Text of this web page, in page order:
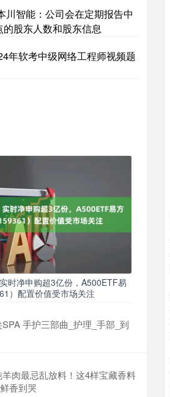
川智能：公司会在定期报告中
股东人数和股东信息
年软考中级网络工程师视频题
时净申购超3亿份，A500ETF易
）配置价值受市场关注
手护三部曲_护理_手部_到
肉最忌乱放料！这4样宝藏香料
香到哭